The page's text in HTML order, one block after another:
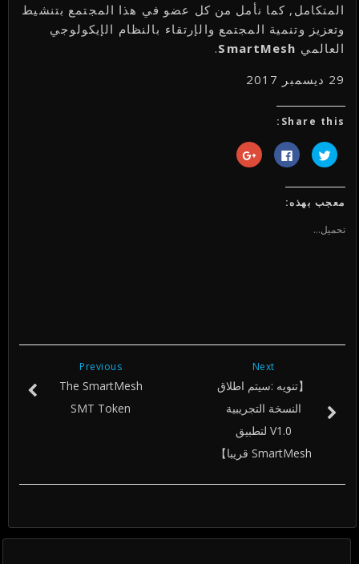
المتكامل, كما نأمل من كل عضو في هذا المجتمع بتنشيط
وتعزيز وتنمية المجتمع والإرتقاء بالنظام الإيكولوجي
العالمي SmartMesh
.
29 ديسمبر 2017
Share this:
اضغط
للمشاركة
(فتح
في
نافذة
انقر
للمشاركة
اضغط
للمشاركة
معجب بهذه:
تحميل...
Next
【تنويه :سيتم اطلاق
النسخة التجريبية
V1.0 لتطبيق
SmartMesh قريبا】
Previous
The SmartMesh
SMT Token